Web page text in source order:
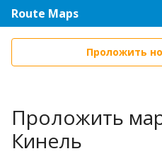
Route Maps
Проложить
Проложить
Кинель